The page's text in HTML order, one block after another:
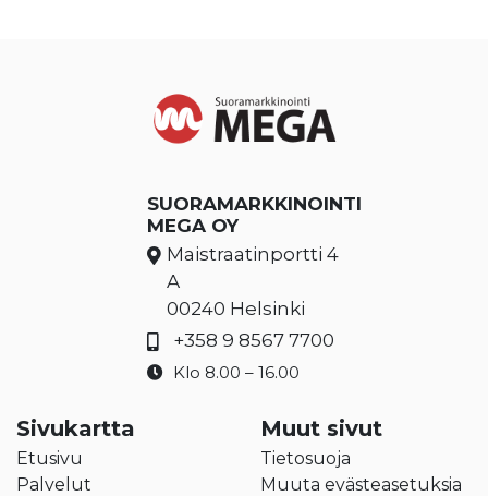
SUORAMARKKINOINTI
MEGA OY
Maistraatinportti 4
A
00240 Helsinki
+358 9 8567 7700
Klo 8.00 – 16.00
Sivukartta
Etusivu
Palvelut
Muut sivut
Tietosuoja
Muuta evästeasetuksia